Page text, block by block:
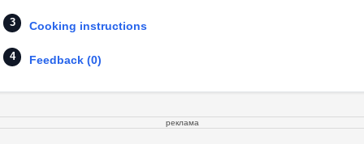
Cooking instructions
Feedback (0)
реклама